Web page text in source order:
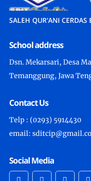
SALEH QUR'ANI CERDAS
School address
Dsn. Mekarsari, Desa
Temanggung, Jawa
Contact Us
Telp : (0293) 5914430
email:
Social Media